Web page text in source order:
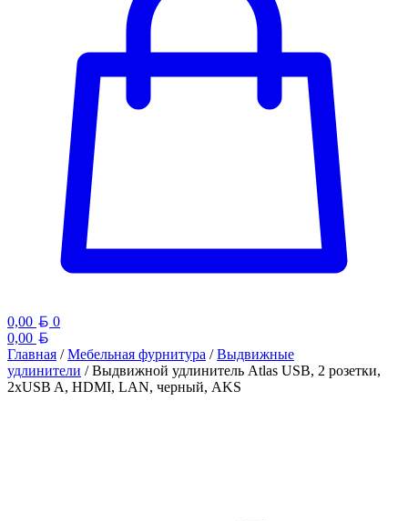
0,00 Белорусский рубль
0
0,00
Главная /Мебельная фурнитура /Выдвижные
удлинители / Выдвижной удлинитель Atlas USB, 2 розетки,
2xUSB A, HDMI, LAN, черный, AKS